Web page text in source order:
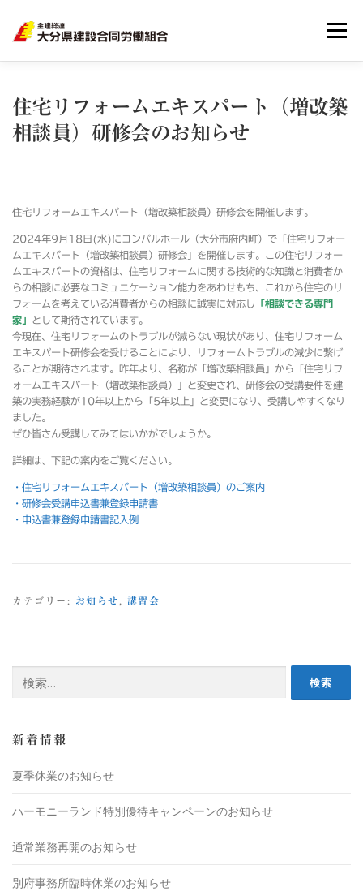
メニュー
住宅リフォームエキスパート（増改築
相談員）研修会のお知らせ
住宅リフォームエキスパート（増改築相談員）研修会を開催します。
2024年9月18日(水)にコンパルホール（大分市府内町）で「住宅リフォー
ムエキスパート（増改築相談員）研修会」を開催します。この住宅リフォー
ムエキスパートの資格は、住宅リフォームに関する技術的な知識と消費者か
らの相談に必要なコミュニケーション能力をあわせもち、これから住宅のリ
フォームを考えている消費者からの相談に誠実に対応し 「相談できる専門
家」 として期待されています。
今現在、住宅リフォームのトラブルが減らない現状があり、住宅リフォーム
エキスパート研修会を受けることにより、リフォームトラブルの減少に繋げ
ることが期待されます。昨年より、名称が「増改築相談員」から「住宅リフ
ォームエキスパート（増改築相談員）」と変更され、研修会の受講要件を建
築の実務経験が10年以上から「5年以上」と変更になり、受講しやすくなり
ました。
ぜひ皆さん受講してみてはいかがでしょうか。
詳細は、下記の案内をご覧ください。
・住宅リフォームエキスパート（増改築相談員）のご案内
・研修会受講申込書兼登録申請書
・申込書兼登録申請書記入例
カテゴリー: お知らせ 講習会
新着情報
夏季休業のお知らせ
ハーモニーランド特別優待キャンペーンのお知らせ
通常業務再開のお知らせ
別府事務所臨時休業のお知らせ